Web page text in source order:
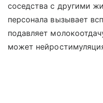
соседства с другими
персонала вызывает
подавляет
может